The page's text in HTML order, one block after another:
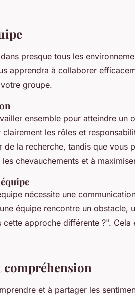
presque tous les
apprendra à collaborer
groupe.
ensemble pour atteindre un
les rôles et
de la recherche, tandis que vous
chevauchements et à
nécessite une
équipe rencontre un obstacle,
cette approche différente ?". Cela
compréhension
et à partager les